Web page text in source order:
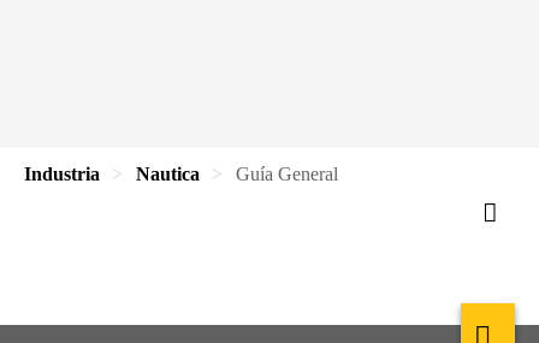
Industria Nautica Guía General